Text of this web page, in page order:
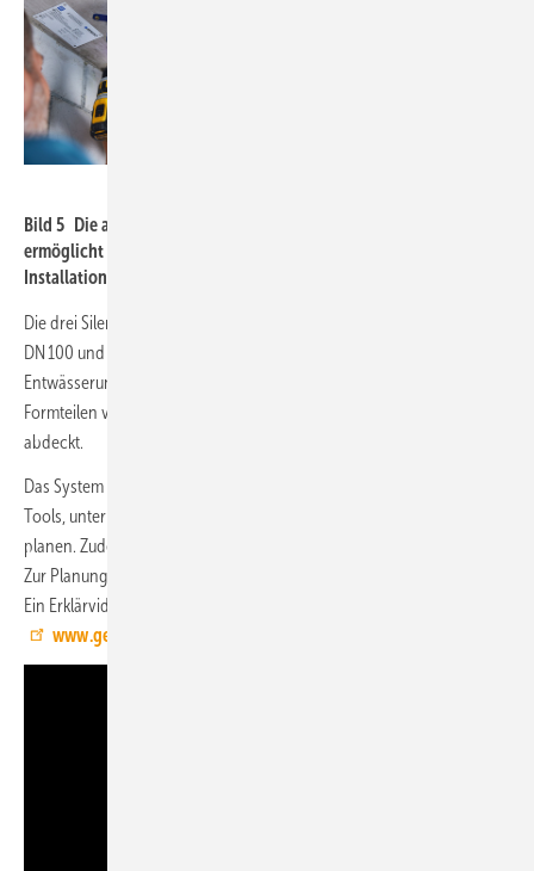
Bild 5 Die aufgesetzte Installation des Rohrschotts in U-Form
ermöglicht einen minimalen Deckenabstand ohne erhöhten
Installationsaufwand.
Die drei Silent-Pro-SuperTube-Formstücke in den Dimensionen
DN 100 und DN 90 ergänzen ab Anfang April 2024 das
Entwässerungssystem Silent-Pro, das über eine große Auswahl an
Formteilen von DN 50 bis DN 150 die gängigsten Anwendungen
abdeckt.
Das System lässt sich nach Angaben von Geberit mit allen gängigen
Tools, unter anderem mit dem Geberit ProPlanner und Dendrit Studio,
planen. Zudem gibt es für Silent-Pro SuperTube BIM-Daten im Katalog.
Zur Planung steht auch ein eigener SuperTube Assistent zur Verfügung.
Ein Erklärvideo zu Silent-Pro SuperTube findet sich hier:
www.geberit.de/supertube